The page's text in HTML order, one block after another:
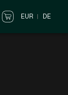
EUR DE